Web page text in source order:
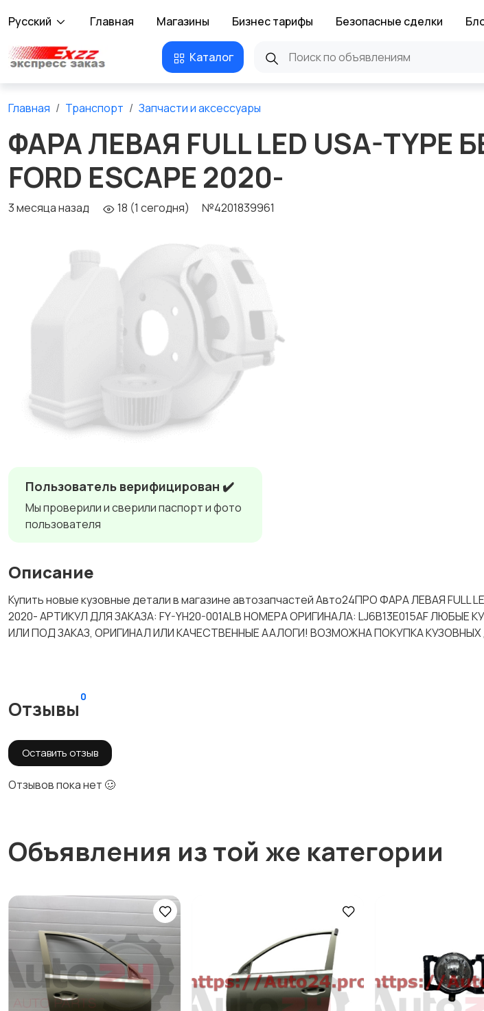
Русский Главная Магазины Бизнес тарифы Безопасные сделки
Каталог
Главная Транспорт Запчасти и аксессуары
ФАРА ЛЕВАЯ FULL LED USA-TYPE
FORD ESCAPE 2020-
3 месяца назад 18 (1 сегодня) №4201839961
Пользователь верифицирован ✔️
Мы проверили и сверили паспорт и фото
пользователя
Описание
Купить новые кузовные детали в магазине автозапчастей Авто24ПРО ФАРА ЛЕВАЯ FULL
2020- АРТИКУЛ ДЛЯ ЗАКАЗА: FY-YH20-001ALB НОМЕРА ОРИГИНАЛА: LJ6B13E015AF
ИЛИ ПОД ЗАКАЗ, ОРИГИНАЛ ИЛИ КАЧЕСТВЕННЫЕ ААЛОГИ! ВОЗМОЖНА ПОКУПКА
Отзывы
0
Оставить отзыв
Отзывов пока нет 🥴
Объявления из той же категории